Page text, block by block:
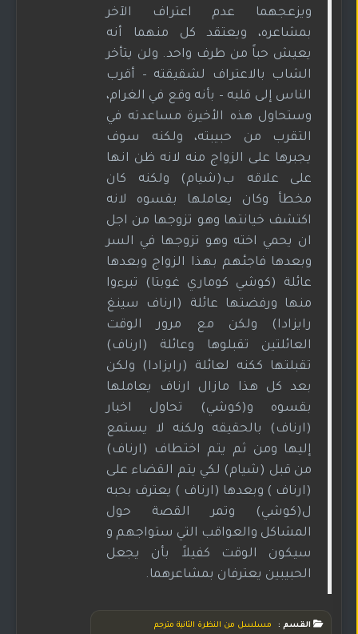
ويزعجهما عدم اعتراف الآخر
بمشاعره، ويعتقد كل منهما أنه
يعيش حباً من طرف واحد. ولن يتأخر
الشاب بالاعتراف لشقيقته – أقرب
الناس إلى قلبه – بأنه وقع في الغرام،
وستحاول هذه الأخيرة مساعدته في
التقرب من حبيبته، ولكنه سوف
يجبرها على الزواج منه لانه ظن انها
على علاقه ب(شيام) ولكنه كان
مخطأ وكان يعاملها بقسوه لانه
اكتشف خيانتها وهو تزوجها من اجل
ان يحمي اخته وهو تزوجها في السر
وبعدها فاجئهم بهذا الزواج وبعدها
عائلة (كوشي كوماري غوبتا) تبرءوا
منها ورفضتها عائلة (ارناف سينغ
رايزادا) ولكن مع مرور الوقت
العائلتين تقبلوها وعائلة (ارناف)
تقبلتها ككنه لعائلة (رايزادا) ولكن
بعد كل هذا مازال ارناف يعاملها
بقسوه و(كوشي) تحاول اخبار
(ارناف) بالحقيقه ولكنه لا يستمع
إليها ومن ثم يتم اختطاف (ارناف)
من قبل (شيام) لكي يتم القضاء على
(ارناف ) وبعدها (ارناف ) يعترف بحبه
ل(كوشي) وتمر القصة حول
المشاكل والعواقب التي ستواجهم و
سيكون الوقت كفيلاً بأن يجعل
الحبيبين يعترفان بمشاعرهما.
القسم : مسلسل من النظرة الثانية مترجم